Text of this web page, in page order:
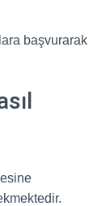
başvurarak